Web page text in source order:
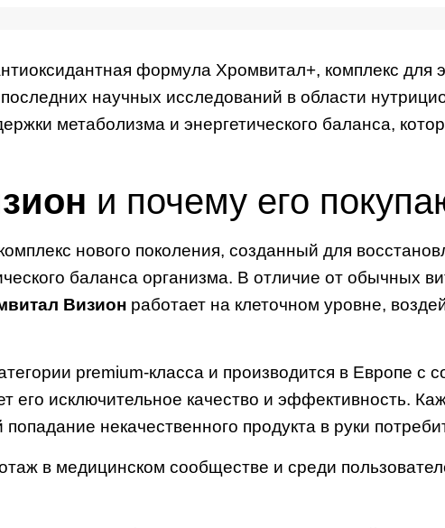
формула Хромвитал+, комплекс для
научных исследований в области
метаболизма и энергетического баланса,
и почему его
нового поколения, созданный для
баланса организма. В отличие от обычных
Визионработает на клеточном уровне,
premium-класса и производится в Европе с
его исключительное качество и эффективность.
некачественного продукта в руки
в медицинском сообществе и среди